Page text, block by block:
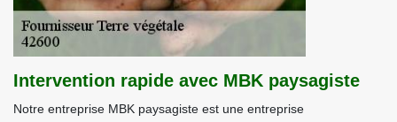
Intervention rapide avec MBK paysagiste
Notre entreprise MBK paysagiste est une entreprise